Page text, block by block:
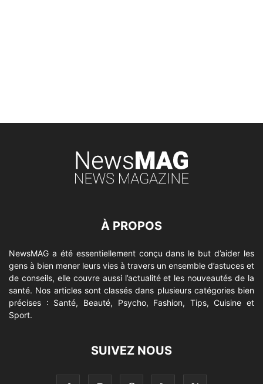
À PROPOS
NewsMAG a été essentiellement conçu dans le but d’aider les
gens à bien mener leurs vies à travers un ensemble d’astuces et
de conseils, elle couvre aussi l’actualité et les nouveautés de la
santé. Nos articles sont classés dans plusieurs catégories bien
précises : Santé, Beauté, Psycho, Fashion, Tips, Cuisine et
Sport.
SUIVEZ NOUS